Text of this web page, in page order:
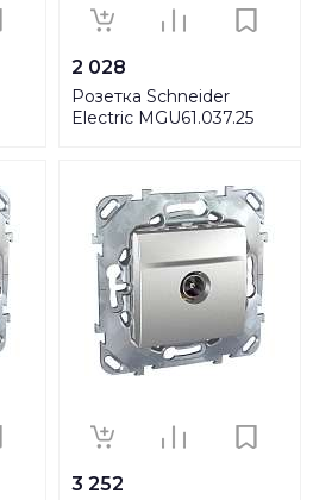
2 028
Розетка Schneider
Electric MGU61.037.25
3 252